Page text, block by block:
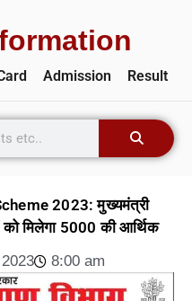
Admission Result
2023: मुख्यमंत्री
मिलेगा 5000 की आर्थिक
8:00 am